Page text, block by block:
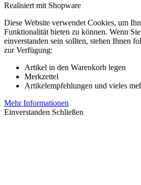
Realisiert mit Shopware
Diese Website verwendet Cookies, um
Funktionalität bieten zu können. Wenn
einverstanden sein sollten, stehen Ihnen
zur Verfügung:
Artikel in den Warenkorb legen
Merkzettel
Artikelempfehlungen und vieles
Mehr Informationen
Einverstanden Schließen